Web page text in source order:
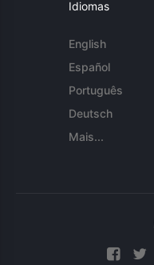
Idiomas
English
Español
Português
Deutsch
Mais...